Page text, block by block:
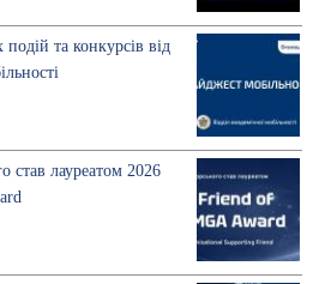
та конкурсів від
став лауреатом 2026